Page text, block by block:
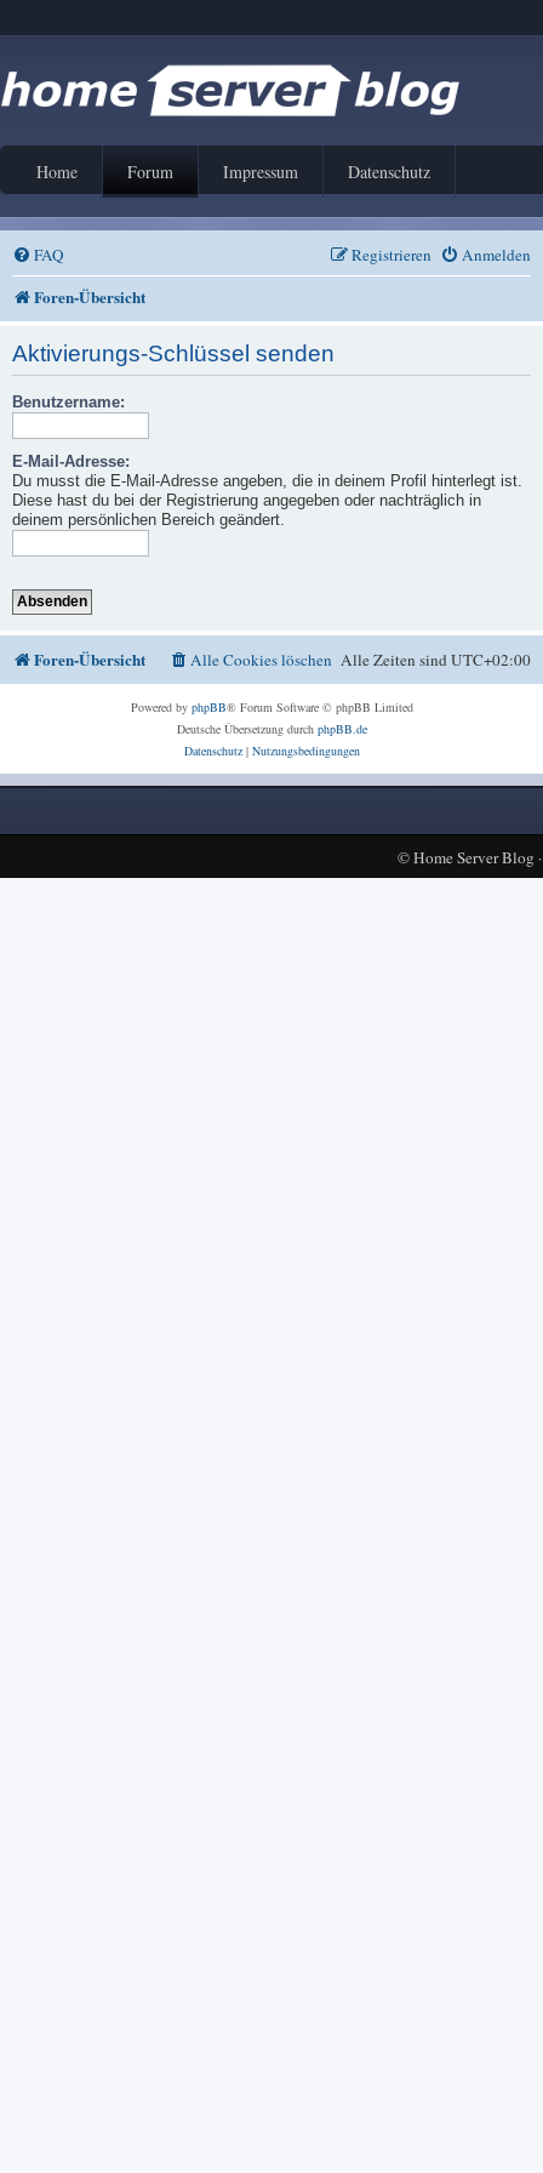
Home Forum Impressum Datenschutz
FAQ Anmelden
Registrieren
Foren-Übersicht
Aktivierungs-Schlüssel senden
Benutzername:
E-Mail-Adresse:
Du musst die E-Mail-Adresse angeben, die in deinem Profil hinterlegt ist.
Diese hast du bei der Registrierung angegeben oder nachträglich in
deinem persönlichen Bereich geändert.
Foren-Übersicht Alle Zeiten sindUTC+02:00
Alle Cookies löschen
Powered by phpBB® Forum Software © phpBB Limited
Deutsche Übersetzung durch phpBB.de
Datenschutz| Nutzungsbedingungen
©Home Server Blog